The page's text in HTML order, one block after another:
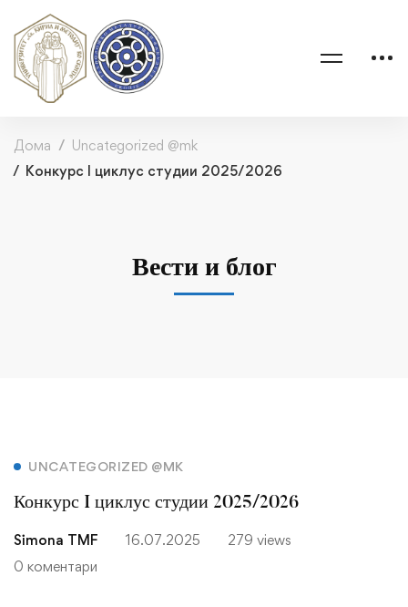
Дома
Uncategorized @mk
Конкурс I циклус студии 2025/2026
Вести и блог
Конкурс
I
циклус
UNCATEGORIZED @MK
Конкурс I циклус студии 2025/2026
Simona TMF 16.07.2025
279 views
0 коментари